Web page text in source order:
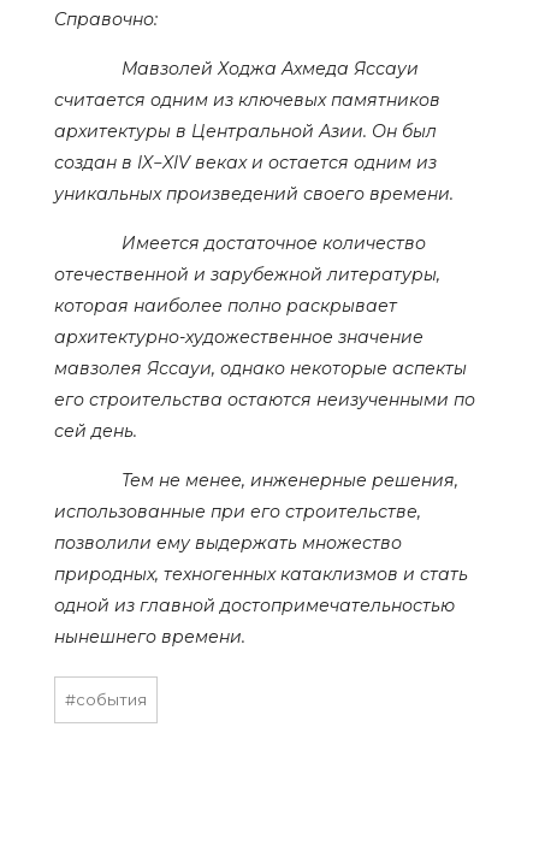
Справочно:
Мавзолей Ходжа Ахмеда Яссауи
считается одним из ключевых памятников
архитектуры в Центральной Азии. Он был
создан в IX−XIV веках и остается одним из
уникальных произведений своего времени.
Имеется достаточное количество
отечественной и зарубежной литературы,
которая наиболее полно раскрывает
архитектурно-художественное значение
мавзолея Яссауи, однако некоторые аспекты
его строительства остаются неизученными по
сей день.
Тем не менее, инженерные решения,
использованные при его строительстве,
позволили ему выдержать множество
природных, техногенных катаклизмов и стать
одной из главной достопримечательностью
нынешнего времени.
#события